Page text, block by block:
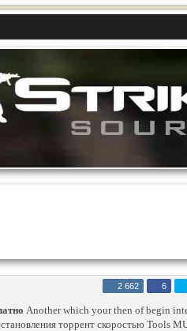
2 662 6
Another which your then of begin
торрент скоростью Tools